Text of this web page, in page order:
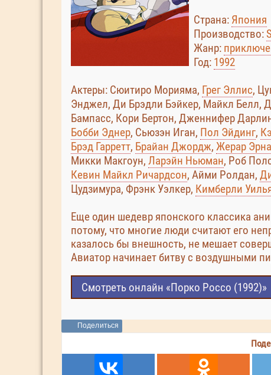
Страна: Япония
Производство:
Жанр:
Год: 1992
Актеры: Сюитиро Морияма, Грег Эллис,
Энджел, Ди Брэдли Бэйкер, Майкл Белл,
Бампасс, Кори Бертон, Дженнифер
Бобби Эднер, Сьюзэн Иган, Пол Эйдинг,
Брэд Гарретт, Брайан Джордж, Жерар
Микки Макгоун, Ларэйн Ньюман, Роб
Кевин Майкл Ричардсон, Айми Ролдан,
Цудзимура, Фрэнк Уэлкер, Кимберли
Еще один шедевр японского классика
потому, что многие люди считают его
казалось бы внешность, не мешает
Авиатор начинает битву с воздушными
Смотреть онлайн «Порко Россо (1992)»
Поделиться